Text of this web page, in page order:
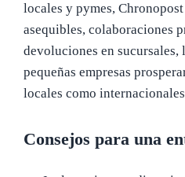
locales y pymes,
asequibles, colaboraciones
devoluciones en sucursales,
pequeñas empresas
locales como
Consejos para una